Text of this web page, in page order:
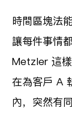
時間區塊法
讓每件事情
Metzler 這
在為客戶 A
內，突然有